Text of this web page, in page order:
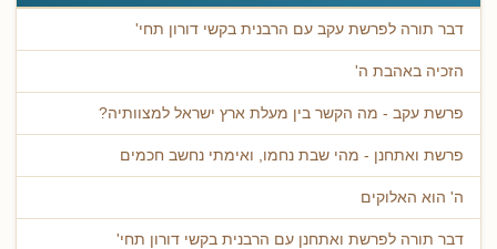
דבר תורה לפרשת עקב עם הרבנית בקשי דורון תחי'
הזכיה באהבת ה'
פרשת עקב - מה הקשר בין מעלת ארץ ישראל למצוותיה?
פרשת ואתחנן - מהי שבת נחמו, ואימתי נחשב חכמים
ה' הוא האלוקים
דבר תורה לפרשת ואתחנן עם הרבנית בקשי דורון תחי'